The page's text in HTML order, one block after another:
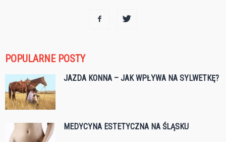
POPULARNE POSTY
JAZDA KONNA – JAK WPŁYWA NA SYLWETKĘ?
MEDYCYNA ESTETYCZNA NA ŚLĄSKU